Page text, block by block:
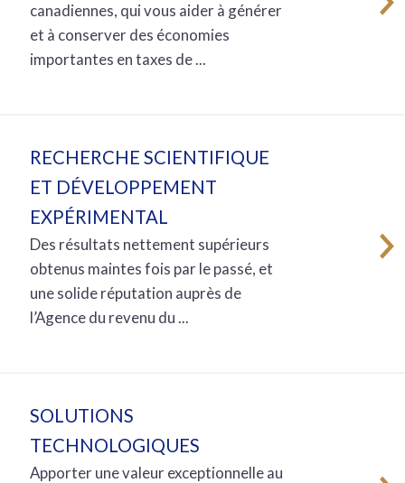
canadiennes, qui vous aider à générer
et à conserver des économies
importantes en taxes de ...
RECHERCHE SCIENTIFIQUE
ET DÉVELOPPEMENT
EXPÉRIMENTAL
Des résultats nettement supérieurs
obtenus maintes fois par le passé, et
une solide réputation auprès de
l’Agence du revenu du ...
SOLUTIONS
TECHNOLOGIQUES
Apporter une valeur exceptionnelle au